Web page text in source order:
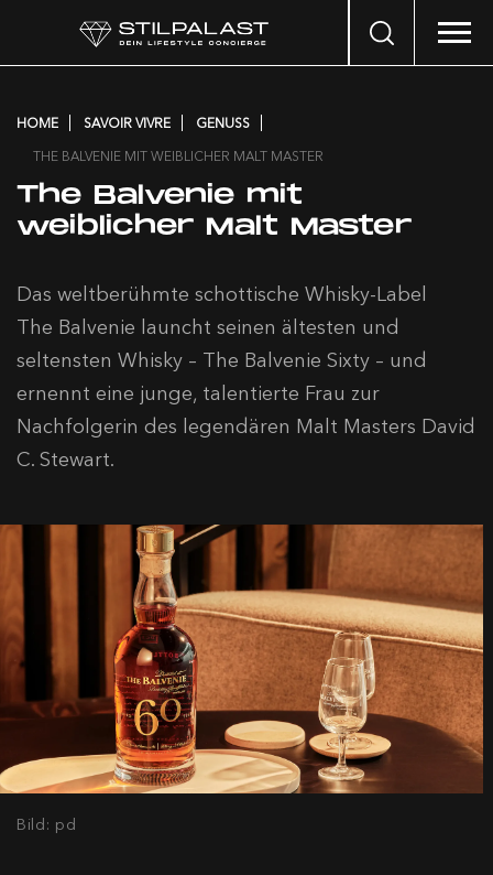
Search
HOME SAVOIR VIVRE
GENUSS
THE BALVENIE MIT WEIBLICHER MALT MASTER
The Balvenie mit
weiblicher Malt Master
Das weltberühmte schottische Whisky-Label
The Balvenie launcht seinen ältesten und
seltensten Whisky – The Balvenie Sixty – und
ernennt eine junge, talentierte Frau zur
Nachfolgerin des legendären Malt Masters David
C. Stewart.
Bild: pd